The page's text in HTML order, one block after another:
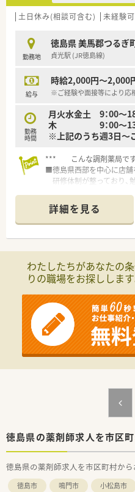
土日休み(相談可含む) 未経験可
勤務地
徳島県 美馬郡つるぎ
貞光駅 (JR徳島線)
給与
時給2,000円～2,000
※ご経験や面接等により応
勤務
時間
月火水金土 9：00～18
木 9：00～13
※上記のうち週3日～
*** こんな調剤薬局
■徳島県西部を中心に店舗
研修体制が整っており、
方もおすすめです。
詳細を見る
わたしたちがあなたの
りの職場をお探しします
徳島県の薬剤師求人を市区
徳島県の薬剤師求人を市区町村から
徳島市 鳴門市 小松島市